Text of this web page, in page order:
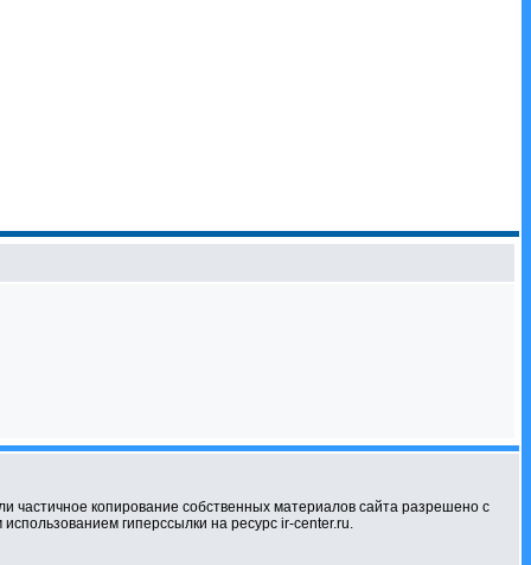
копирование собственных материалов сайта разрешено с
гиперссылки на ресурс ir-center.ru.